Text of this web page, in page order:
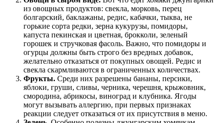
из овощных продуктов: свекла, морковь, перец
болгарский, баклажаны, редис, кабачки, тыква, не
горькие сорта редки, зерна кукурузы, помидоры,
капуста пекинская и цветная, брокколи, зеленый
горошек и стручковая фасоль. Важно, что помидоры и
огурцы должны быть строго без вредных добавок,
желательно отказаться от покупных овощей. Редис и
свекла скармливаются в ограниченных количествах.
Фрукты. Среди них разрешены бананы, персики,
яблоки, груши, сливы, черника, черешня, крыжовник,
смородина, абрикосы, виноград и клубника. Ягоды
могут вызывать аллергию, при первых признаках
реакции следует отказаться от их присутствия в меню.